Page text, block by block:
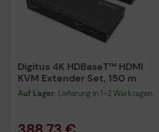
Digitus 4K HDBaseT™ HDMI
KVM Extender Set, 150 m
Auf Lager: Lieferung in 1-2 Werktagen